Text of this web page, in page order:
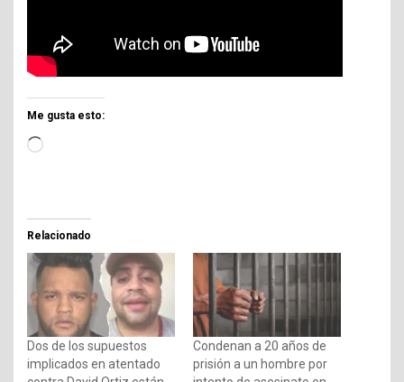
Me gusta esto:
Cargando...
Relacionado
Dos de los supuestos
implicados en atentado
Condenan a 20 años de
prisión a un hombre por